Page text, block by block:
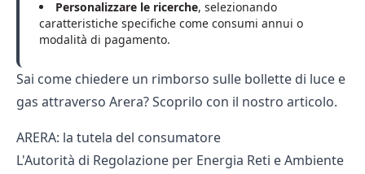
Personalizzare le ricerche, selezionando
caratteristiche specifiche come consumi annui o
modalità di pagamento.
Sai come chiedere un rimborso sulle bollette di luce e
gas attraverso Arera? Scoprilo con il nostro articolo.
ARERA: la tutela del consumatore
L'Autorità di Regolazione per Energia Reti e Ambiente